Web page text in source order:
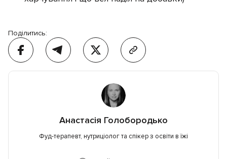
Поділитись:
Анастасія Голобородько
Фуд-терапевт, нутриціолог та спікер з освіти в їжі